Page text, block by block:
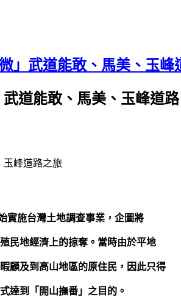
」武道能敢、馬美、玉
武道能敢、馬美、玉峰道
玉峰道路之旅
實施台灣土地調查事業，企圖將
民地經濟上的掠奪。當時由於平地
顧及到高山地區的原住民，因此只得
達到「開山撫番」之目的。